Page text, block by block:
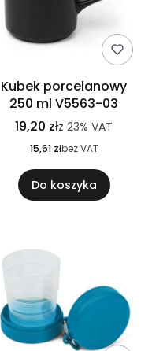
Kubek porcelanowy
250 ml V5563-03
19,20 złz 23% VAT
15,61 złbez VAT
Do koszyka